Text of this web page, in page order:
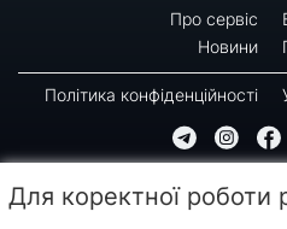
Про сервіс
Новини
Політика конфіденційності
Копіювання, передрук або використання
Для коректної роботи